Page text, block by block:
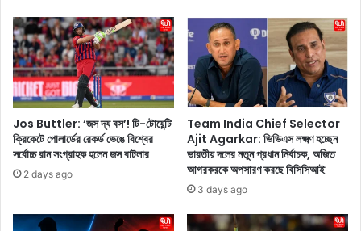
ত
থ্য
পু
লি
শে
র
ত
ল
বে
র
প
র
ছো
Jos Buttler: ‘জস দ্য বস’! টি-টোয়েন্টি
ক্রিকেটে পোলার্ডের রেকর্ড ভেঙে বিশ্বের
সর্বোচ্চ রান সংগ্রাহক হলেন জস বাটলার
2 days ago
Team India Chief Selector
Ajit Agarkar: ভিভিএস লক্ষ্মণ হচ্ছেন
ভারতীয় দলের নতুন প্রধান নির্বাচক, অজিত
আগরকরকে অপসারণ করছে বিসিসিআই
3 days ago